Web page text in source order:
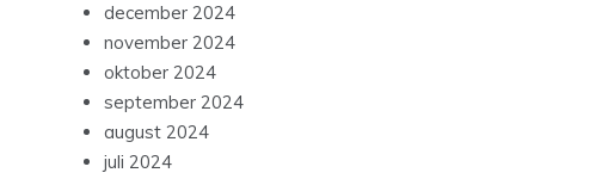
december 2024
november 2024
oktober 2024
september 2024
august 2024
juli 2024